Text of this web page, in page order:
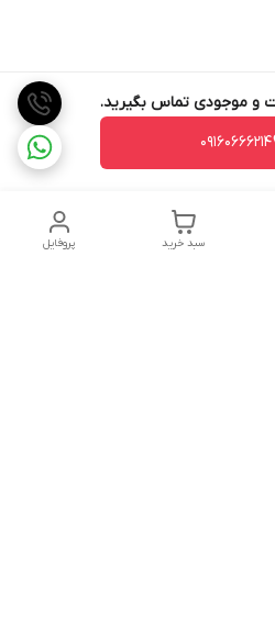
و موجودی تماس بگیرید.
09160666214
پروفایل سبد خرید